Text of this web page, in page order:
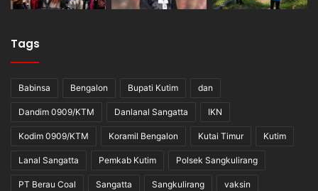
Tags
Babinsa Bengalon Bupati Kutim dan
Dandim 0909/KTM Danlanal Sangatta IKN
Kodim 0909/KTM Koramil Bengalon Kutai Timur Kutim
Lanal Sangatta Pemkab Kutim Polsek Sangkulirang
PT Berau Coal Sangatta Sangkulirang vaksin